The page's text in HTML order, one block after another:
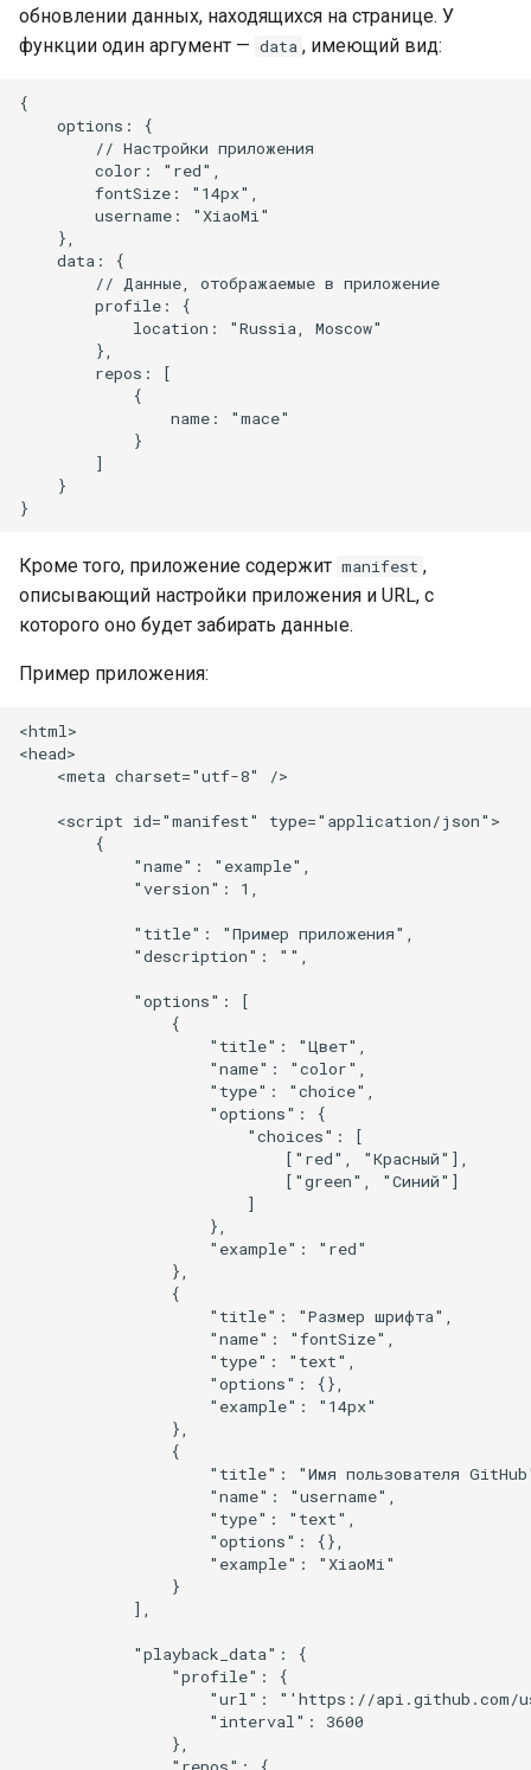
обновлении данных, находящихся на странице. У
функции один аргумент — data , имеющий вид:
{
    options: {
        // Настройки приложения
        color: "red",
        fontSize: "14px",
        username: "XiaoMi"
    },
    data: {
        // Данные, отображаемые в приложение
        profile: {
            location: "Russia, Moscow"
        },
        repos: [
            {
                name: "mace"
            }
        ]
    }
Кроме того, приложение содержит manifest ,
описывающий настройки приложения и URL, с
которого оно будет забирать данные.
Пример приложения:
<html>
<head>
    <meta charset="utf-8" />
    <script id="manifest" type="application/json">
        {
            "name": "example",
            "version": 1,
            "title": "Пример приложения",
            "description": "",
            "options": [
                {
                    "title": "Цвет",
                    "name": "color",
                    "type": "choice",
                    "options": {
                        "choices": [
                            ["red", "Красный"],
                            ["green", "Синий"]
                        ]
                    },
                    "example": "red"
                },
                {
                    "title": "Размер шрифта",
                    "name": "fontSize",
                    "type": "text",
                    "options": {},
                    "example": "14px"
                },
                {
"title": "Имя пользователя
                    "name": "username",
                    "type": "text",
                    "options": {},
                    "example": "XiaoMi"
                }
            ],
            "playback_data": {
                "profile": {
"url": "'https://api.github.com/
                    "interval": 3600
                },